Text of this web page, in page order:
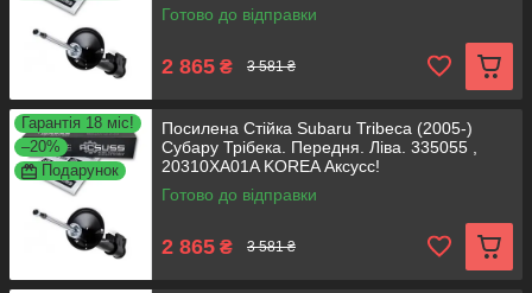
Готово до відправки
2 865 ₴ 3 581 ₴
Гарантія 18 міс!
–20%
Подарунок
Посилена Стійка Subaru Tribeca (2005-)
Субару Трібека. Передня. Ліва. 335055 ,
20310XA01A KOREA Аксусс!
Готово до відправки
2 865 ₴ 3 581 ₴